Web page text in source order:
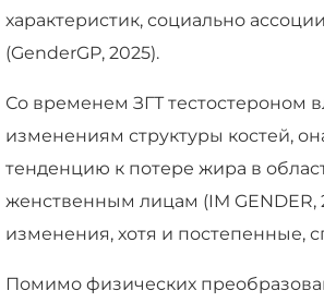
характеристик, социально
(GenderGP, 2025).
Со временем ЗГТ тестостероном
изменениям структуры костей,
тенденцию к потере жира в
женственным лицам (IM GENDER,
изменения, хотя и постепенные,
Помимо физических